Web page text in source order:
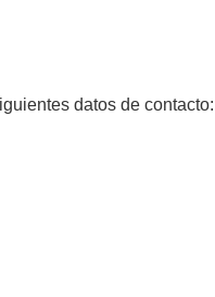
datos de contacto: